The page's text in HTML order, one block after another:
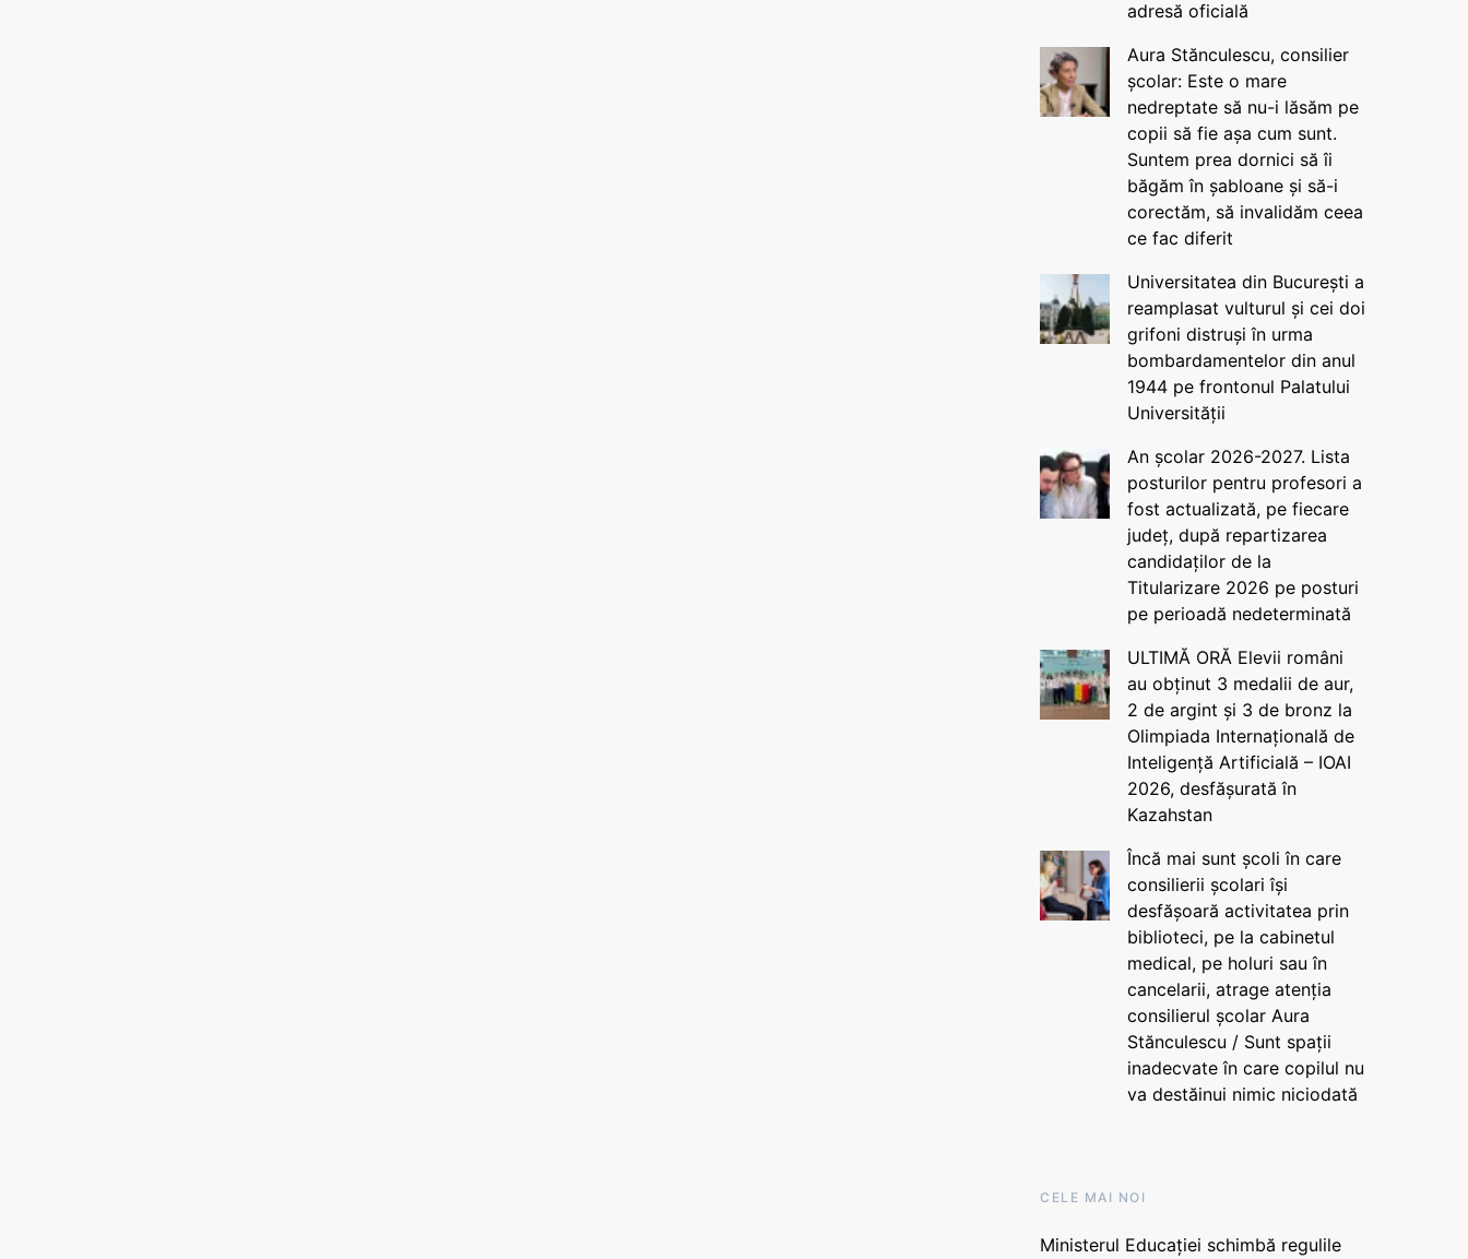
adresă oficială
Aura Stănculescu, consilier
școlar: Este o mare
nedreptate să nu-i lăsăm pe
copii să fie așa cum sunt.
Suntem prea dornici să îi
băgăm în șabloane și să-i
corectăm, să invalidăm ceea
ce fac diferit
Universitatea din București a
reamplasat vulturul și cei doi
grifoni distruși în urma
bombardamentelor din anul
1944 pe frontonul Palatului
Universității
An școlar 2026-2027. Lista
posturilor pentru profesori a
fost actualizată, pe fiecare
județ, după repartizarea
candidaților de la
Titularizare 2026 pe posturi
pe perioadă nedeterminată
ULTIMĂ ORĂ Elevii români
au obținut 3 medalii de aur,
2 de argint și 3 de bronz la
Olimpiada Internațională de
Inteligență Artificială – IOAI
2026, desfășurată în
Kazahstan
Încă mai sunt școli în care
consilierii școlari își
desfășoară activitatea prin
biblioteci, pe la cabinetul
medical, pe holuri sau în
cancelarii, atrage atenția
consilierul școlar Aura
Stănculescu / Sunt spații
inadecvate în care copilul nu
va destăinui nimic niciodată
CELE MAI NOI
Ministerul Educației schimbă regulile